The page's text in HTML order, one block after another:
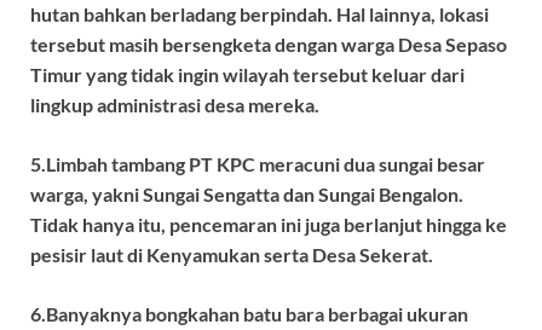
hutan bahkan berladang berpindah. Hal lainnya, lokasi
tersebut masih bersengketa dengan warga Desa Sepaso
Timur yang tidak ingin wilayah tersebut keluar dari
lingkup administrasi desa mereka.
5.Limbah tambang PT KPC meracuni dua sungai besar
warga, yakni Sungai Sengatta dan Sungai Bengalon.
Tidak hanya itu, pencemaran ini juga berlanjut hingga ke
pesisir laut di Kenyamukan serta Desa Sekerat.
6.Banyaknya bongkahan batu bara berbagai ukuran